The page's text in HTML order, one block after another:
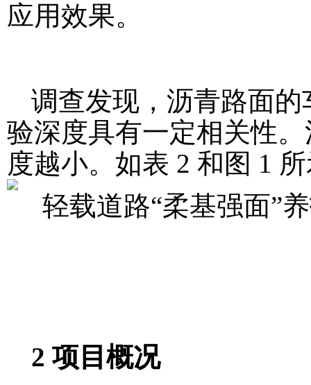
应用效果。
调查发现，沥青路面
验深度具有一定相关性
度越小。如表 2 和图 1
2 项目概况